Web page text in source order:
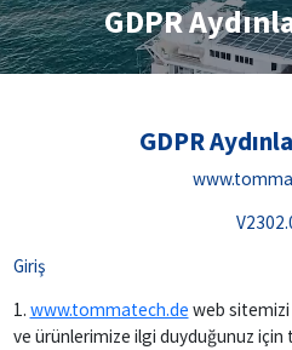
GDPR
GDPR
Giriş
1. www.tommatech.de web
ve ürünlerimize ilgi duyduğunuz için